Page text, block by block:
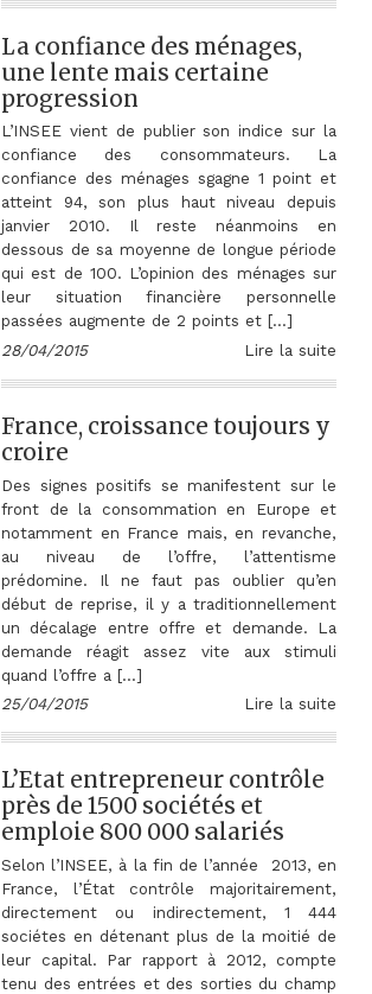
La confiance des ménages,
une lente mais certaine
progression
L’INSEE vient de publier son indice sur la
confiance des consommateurs. La
confiance des ménages sgagne 1 point et
atteint 94, son plus haut niveau depuis
janvier 2010. Il reste néanmoins en
dessous de sa moyenne de longue période
qui est de 100. L’opinion des ménages sur
leur situation financière personnelle
passées augmente de 2 points et […]
28/04/2015
Lire la suite
France, croissance toujours y
croire
Des signes positifs se manifestent sur le
front de la consommation en Europe et
notamment en France mais, en revanche,
au niveau de l’offre, l’attentisme
prédomine. Il ne faut pas oublier qu’en
début de reprise, il y a traditionnellement
un décalage entre offre et demande. La
demande réagit assez vite aux stimuli
quand l’offre a […]
25/04/2015
Lire la suite
L’Etat entrepreneur contrôle
près de 1500 sociétés et
emploie 800 000 salariés
Selon l’INSEE, à la fin de l’année 2013, en
France, l’État contrôle majoritairement,
directement ou indirectement, 1 444
sociétes en détenant plus de la moitié de
leur capital. Par rapport à 2012, compte
tenu des entrées et des sorties du champ